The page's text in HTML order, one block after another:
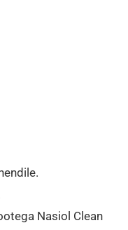
€.
Nasiol Clean